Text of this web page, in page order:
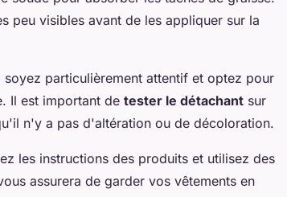
peu visibles avant de les appliquer sur la
particulièrement attentif et optez pour
Il est important de tester le détachant sur
n'y a pas d'altération ou de décoloration.
les instructions des produits et utilisez des
assurera de garder vos vêtements en